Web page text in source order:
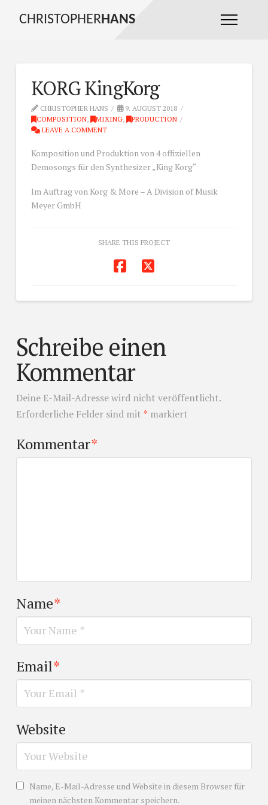
CHRISTOPHERHANS
KORG KingKorg
CHRISTOPHER HANS
9. AUGUST 2018
COMPOSITION, MIXING,
PRODUCTION
LEAVE A COMMENT
Komposition und Produktion von 4 offiziellen
Demosongs für den Synthesizer „King Korg“
Im Auftrag von Korg & More – A Division of Musik
Meyer GmbH
SHARE THIS PROJECT
Schreibe einen
Kommentar
Deine E-Mail-Adresse wird nicht veröffentlicht.
Erforderliche Felder sind mit * markiert
Kommentar*
Name*
Email*
Website
Name, E-Mail-Adresse und Website in diesem Browser für
meinen nächsten Kommentar speichern.